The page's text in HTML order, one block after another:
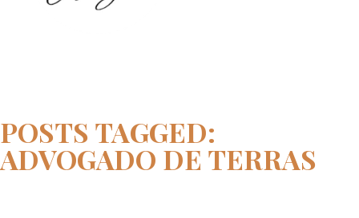
POSTS TAGGED:
ADVOGADO DE TERRAS